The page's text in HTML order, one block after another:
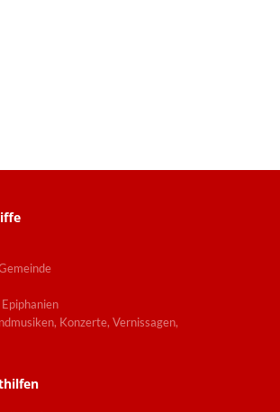
Konzerte, Vernissagen,